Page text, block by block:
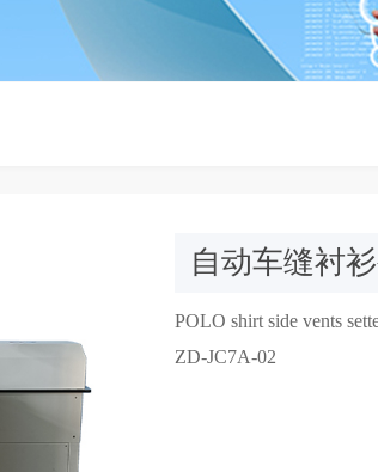
自动车缝衬
POLO shirt side vents
ZD-JC7A-02